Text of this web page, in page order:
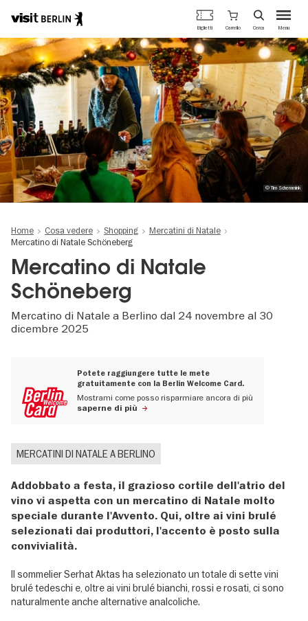
Salta
al
contenuto
principale
Portale
ufficiale
del
turismo
di
Berlino
Menu
Biglietti Carrello Cerca
© Tim Schemmink
Home Cosa vedere Shopping
Mercatini di Natale
Mercatino di Natale Schöneberg
Mercatino di Natale
Schöneberg
Mercatino di Natale a Berlino dal 24 novembre al 30
dicembre 2025
Potete raggiungere tutte le mete
gratuitamente con la Berlin Welcome Card.
Mostrami come posso risparmiare ancora di più
saperne di più
MERCATINI DI NATALE A BERLINO
Addobbato a festa, il grazioso cortile dell'atrio del
vino vi aspetta con un mercatino di Natale molto
speciale durante l'Avvento. Qui, oltre ai vini brulé
selezionati dai produttori, l'accento è posto sulla
convivialità.
Il sommelier Serhat Aktas ha selezionato un totale di sette vini
brulé tedeschi e, oltre ai vini brulé bianchi, rossi e rosati, ci sono
naturalmente anche alternative analcoliche.